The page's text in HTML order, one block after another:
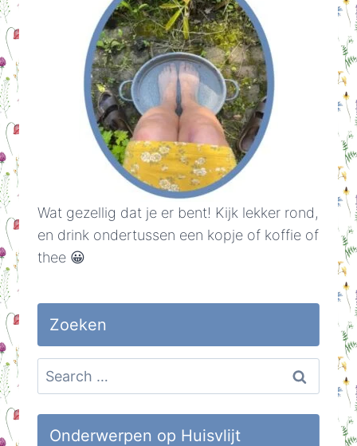
Wat gezellig dat je er bent! Kijk lekker rond,
en drink ondertussen een kopje of koffie of
thee 😀
Zoeken
Search
for:
Onderwerpen op Huisvlijt